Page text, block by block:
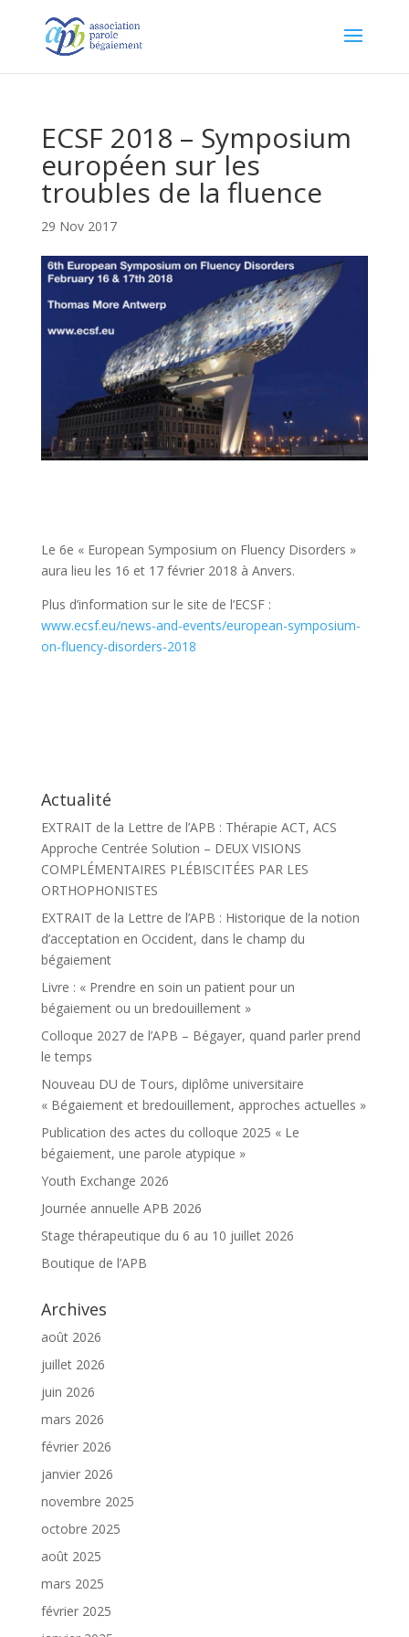
ECSF 2018 – Symposium
européen sur les
troubles de la fluence
29 Nov 2017
Le 6e « European Symposium on Fluency Disorders »
aura lieu les 16 et 17 février 2018 à Anvers.
Plus d’information sur le site de l’ECSF :
www.ecsf.eu/news-and-events/european-symposium-
on-fluency-disorders-2018
Actualité
EXTRAIT de la Lettre de l’APB : Thérapie ACT, ACS
Approche Centrée Solution – DEUX VISIONS
COMPLÉMENTAIRES PLÉBISCITÉES PAR LES
ORTHOPHONISTES
EXTRAIT de la Lettre de l’APB : Historique de la notion
d’acceptation en Occident, dans le champ du
bégaiement
Livre : « Prendre en soin un patient pour un
bégaiement ou un bredouillement »
Colloque 2027 de l’APB – Bégayer, quand parler prend
le temps
Nouveau DU de Tours, diplôme universitaire
« Bégaiement et bredouillement, approches actuelles »
Publication des actes du colloque 2025 « Le
bégaiement, une parole atypique »
Youth Exchange 2026
Journée annuelle APB 2026
Stage thérapeutique du 6 au 10 juillet 2026
Boutique de l’APB
Archives
août 2026
juillet 2026
juin 2026
mars 2026
février 2026
janvier 2026
novembre 2025
octobre 2025
août 2025
mars 2025
février 2025